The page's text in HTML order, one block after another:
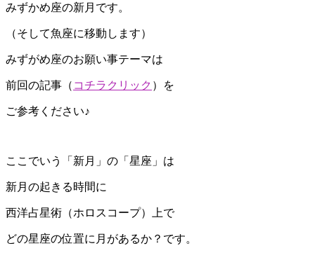
みずかめ座の新月です。
（そして魚座に移動します）
みずがめ座のお願い事テーマは
前回の記事（ コチラクリック ）を
ご参考ください♪
ここでいう「新月」の「星座」は
新月の起きる時間に
西洋占星術（ホロスコープ）上で
どの星座の位置に月があるか？です。